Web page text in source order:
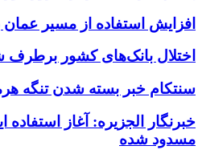
افزایش استفاده از مسیر عمان
اختلال بانک‌های کشور برطرف
سنتکام خبر بسته شدن تنگه
خبرنگار الجزیره: آغاز استفاده
مسدود شده